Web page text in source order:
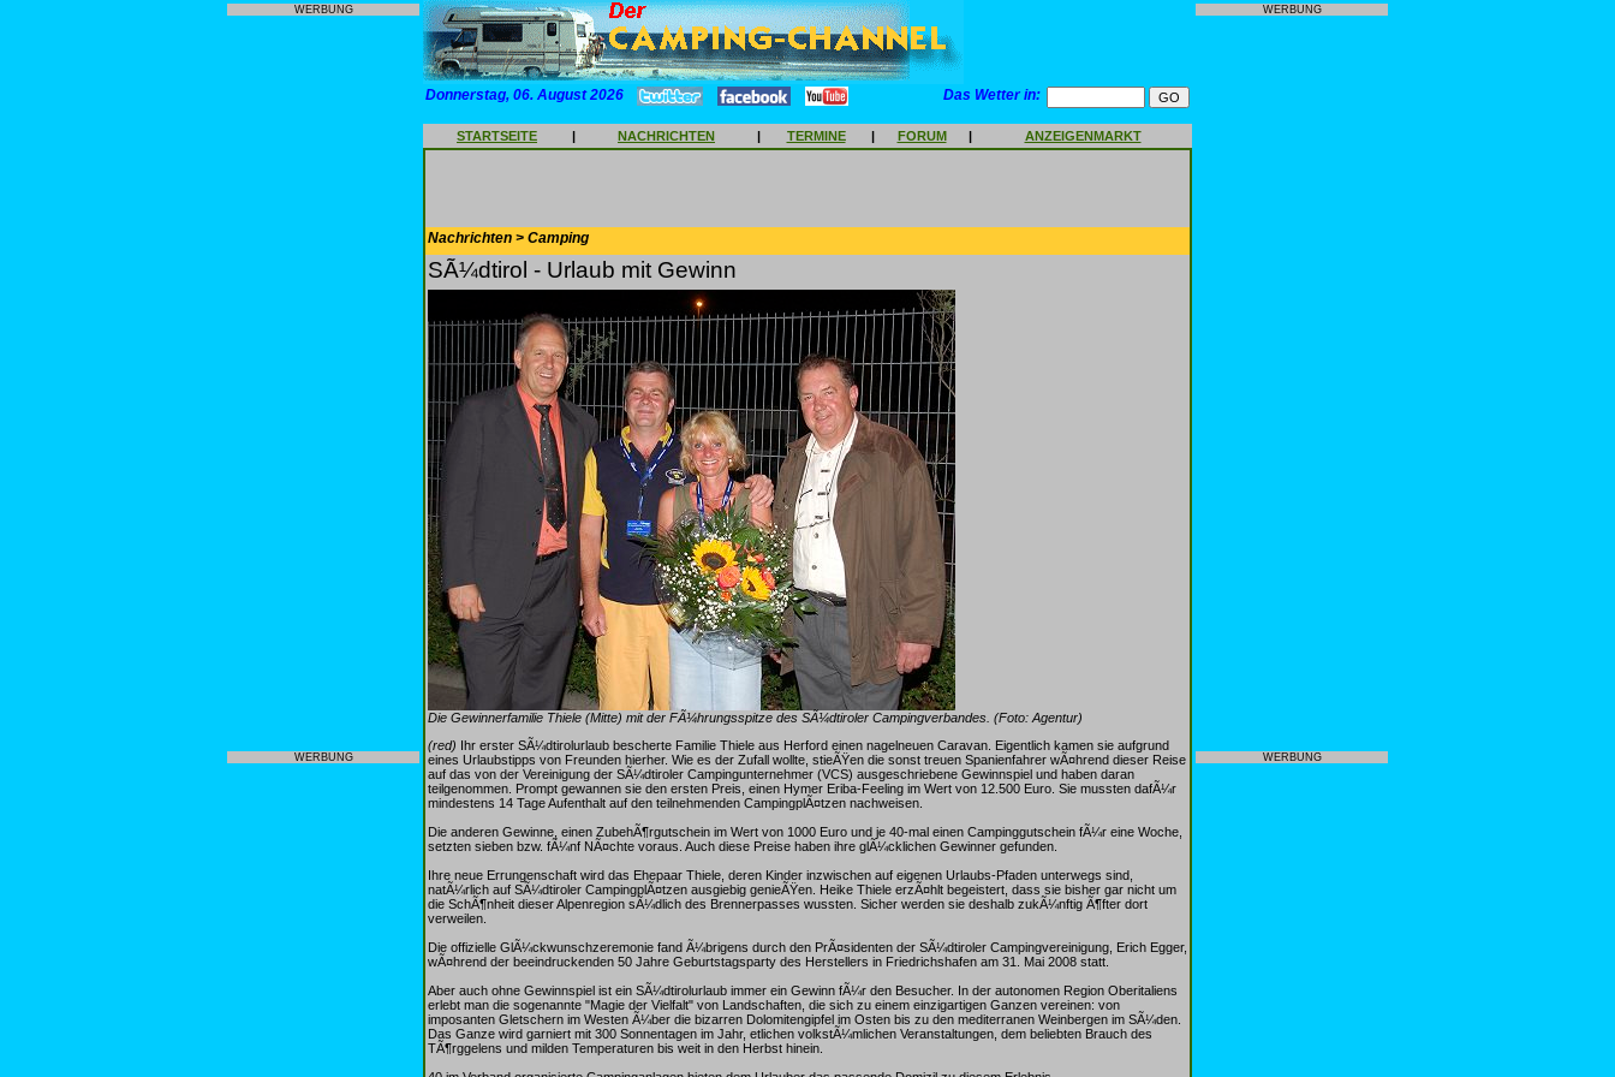
WERBUNG
WERBUNG
Donnerstag, 06. August 2026 Das Wetter in:
STARTSEITE | NACHRICHTEN | TERMINE | FORUM | ANZEIGENMARKT
Nachrichten > Camping
SÃ¼dtirol - Urlaub mit Gewinn
Die Gewinnerfamilie Thiele (Mitte) mit der FÃ¼hrungsspitze des SÃ¼dtiroler Campingverbandes. (Foto: Agentur)
(red) Ihr erster SÃ¼dtirolurlaub bescherte Familie Thiele aus Herford einen nagelneuen Caravan. Eigentlich kamen sie aufgrund
eines Urlaubstipps von Freunden hierher. Wie es der Zufall wollte, stieÃŸen die sonst treuen Spanienfahrer wÃ¤hrend dieser Reise
auf das von der Vereinigung der SÃ¼dtiroler Campingunternehmer (VCS) ausgeschriebene Gewinnspiel und haben daran
teilgenommen. Prompt gewannen sie den ersten Preis, einen Hymer Eriba-Feeling im Wert von 12.500 Euro. Sie mussten dafÃ¼r
mindestens 14 Tage Aufenthalt auf den teilnehmenden CampingplÃ¤tzen nachweisen.
Die anderen Gewinne, einen ZubehÃ¶rgutschein im Wert von 1000 Euro und je 40-mal einen Campinggutschein fÃ¼r eine Woche,
setzten sieben bzw. fÃ¼nf NÃ¤chte voraus. Auch diese Preise haben ihre glÃ¼cklichen Gewinner gefunden.
Ihre neue Errungenschaft wird das Ehepaar Thiele, deren Kinder inzwischen auf eigenen Urlaubs-Pfaden unterwegs sind,
natÃ¼rlich auf SÃ¼dtiroler CampingplÃ¤tzen ausgiebig genieÃŸen. Heike Thiele erzÃ¤hlt begeistert, dass sie bisher gar nicht um
die SchÃ¶nheit dieser Alpenregion sÃ¼dlich des Brennerpasses wussten. Sicher werden sie deshalb zukÃ¼nftig Ã¶fter dort
verweilen.
Die offizielle GlÃ¼ckwunschzeremonie fand Ã¼brigens durch den PrÃ¤sidenten der SÃ¼dtiroler Campingvereinigung, Erich Egger,
wÃ¤hrend der beeindruckenden 50 Jahre Geburtstagsparty des Herstellers in Friedrichshafen am 31. Mai 2008 statt.
Aber auch ohne Gewinnspiel ist ein SÃ¼dtirolurlaub immer ein Gewinn fÃ¼r den Besucher. In der autonomen Region Oberitaliens
erlebt man die sogenannte "Magie der Vielfalt" von Landschaften, die sich zu einem einzigartigen Ganzen vereinen: von
imposanten Gletschern im Westen Ã¼ber die bizarren Dolomitengipfel im Osten bis zu den mediterranen Weinbergen im SÃ¼den.
Das Ganze wird garniert mit 300 Sonnentagen im Jahr, etlichen volkstÃ¼mlichen Veranstaltungen, dem beliebten Brauch des
TÃ¶rggelens und milden Temperaturen bis weit in den Herbst hinein.
WERBUNG
WERBUNG